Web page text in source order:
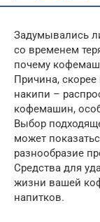
Задумывались
со временем
почему
Причина, скорее
накипи –
кофемашин,
Выбор
может
разнообразие
Средства для
жизни вашей
напитков.